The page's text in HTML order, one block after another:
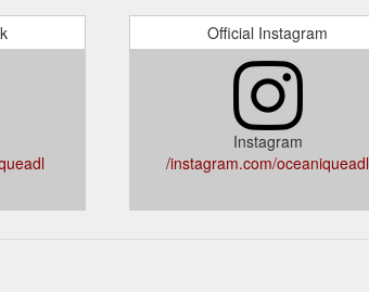
Official Instagram
Instagram
instagram.com/oceaniqueadl/